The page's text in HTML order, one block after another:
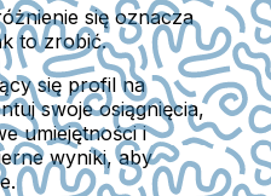
się oznacza
to zrobić.
się profil na
swoje osiągnięcia,
umiejętności i
wyniki, aby